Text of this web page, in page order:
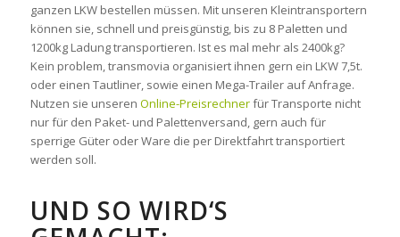
ganzen LKW bestellen müssen. Mit unseren Kleintransportern
können sie, schnell und preisgünstig, bis zu 8 Paletten und
1200kg Ladung transportieren. Ist es mal mehr als 2400kg?
Kein problem, transmovia organisiert ihnen gern ein LKW 7,5t.
oder einen Tautliner, sowie einen Mega-Trailer auf Anfrage.
Nutzen sie unseren Online-Preisrechnerfür Transporte nicht
nur für den Paket- und Palettenversand, gern auch für
sperrige Güter oder Ware die per Direktfahrt transportiert
werden soll.
UND SO WIRD‘S